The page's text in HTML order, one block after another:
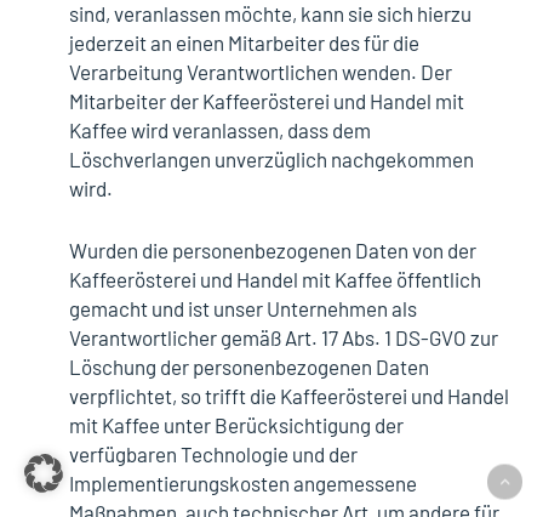
sind, veranlassen möchte, kann sie sich hierzu
jederzeit an einen Mitarbeiter des für die
Verarbeitung Verantwortlichen wenden. Der
Mitarbeiter der Kaffeerösterei und Handel mit
Kaffee wird veranlassen, dass dem
Löschverlangen unverzüglich nachgekommen
wird.
Wurden die personenbezogenen Daten von der
Kaffeerösterei und Handel mit Kaffee öffentlich
gemacht und ist unser Unternehmen als
Verantwortlicher gemäß Art. 17 Abs. 1 DS-GVO zur
Löschung der personenbezogenen Daten
verpflichtet, so trifft die Kaffeerösterei und Handel
mit Kaffee unter Berücksichtigung der
verfügbaren Technologie und der
Implementierungskosten angemessene
Maßnahmen, auch technischer Art, um andere für